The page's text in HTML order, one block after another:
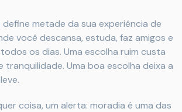
metade da sua experiência de
você descansa, estuda, faz amigos e
os dias. Uma escolha ruim custa
tranquilidade. Uma boa escolha deixa a
coisa, um alerta: moradia é uma das